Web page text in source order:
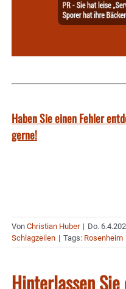
Haben Sie einen Fehler
gerne!
Von Christian Huber | Do.
Schlagzeilen | Tags: Rosenheim
Hinterlassen Sie